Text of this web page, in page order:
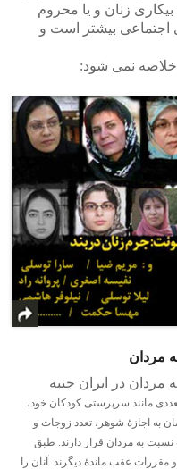
زنان و یا محروم
اجتماعی بیشتر است و
خلاصه نمی شود:
مردان
مردان در ایران جنبه
مانند سرپرستی کودکان خود،
به اجازۀ شوهر، تعدد زوجات و
نسبت به مردان قرار دارند. طبق
عقب ماندۀ دیگرند. آنان را